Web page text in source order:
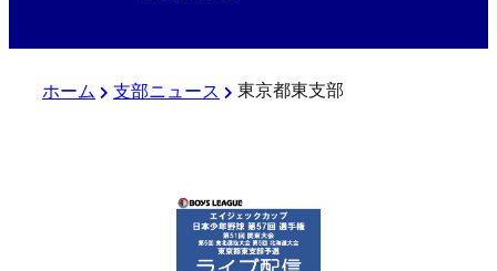
ホーム 支部ニュース 東京都東支部